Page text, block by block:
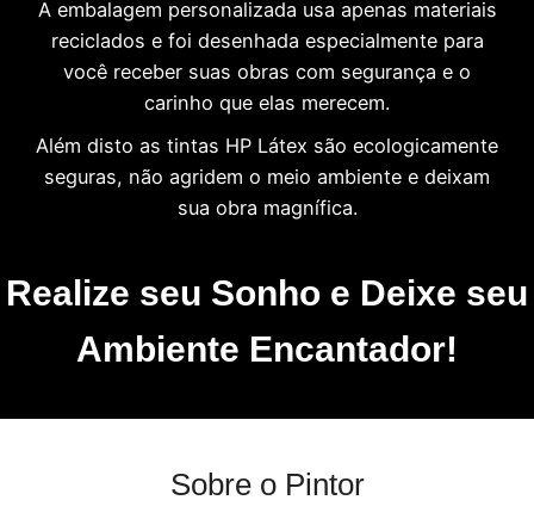
A embalagem personalizada usa apenas materiais
reciclados e foi desenhada especialmente para
você receber suas obras com segurança e o
carinho que elas merecem.
Além disto as tintas HP Látex são ecologicamente
seguras, não agridem o meio ambiente e deixam
sua obra magnífica.
Realize seu Sonho e Deixe seu
Ambiente Encantador!
Sobre o Pintor